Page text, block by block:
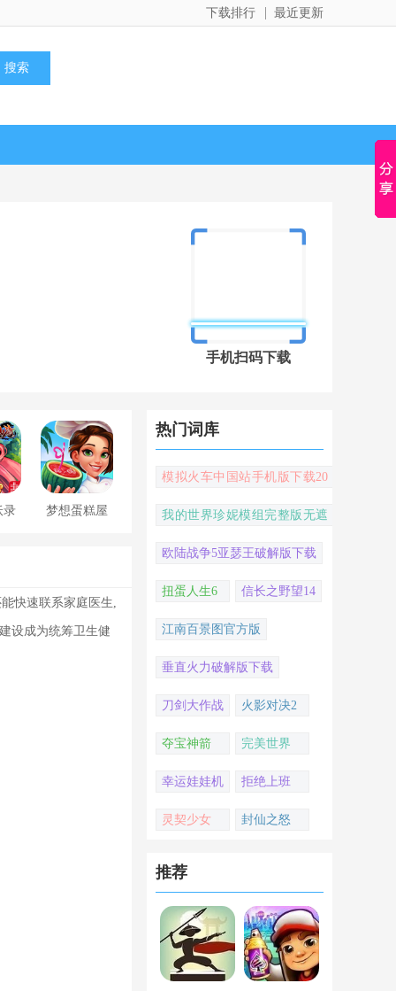
最近更新
下载排行
手机扫码下载
录 梦想蛋糕屋
快速联系家庭医生,
设成为统筹卫生健
热门词库
模拟火车中国站手机版下载20
我的世界珍妮模组完整版无遮
欧陆战争5亚瑟王破解版下载
扭蛋人生6 信长之野望14
江南百景图官方版
垂直火力破解版下载
刀剑大作战 火影对决2
夺宝神箭 完美世界
幸运娃娃机 拒绝上班
灵契少女 封仙之怒
推荐